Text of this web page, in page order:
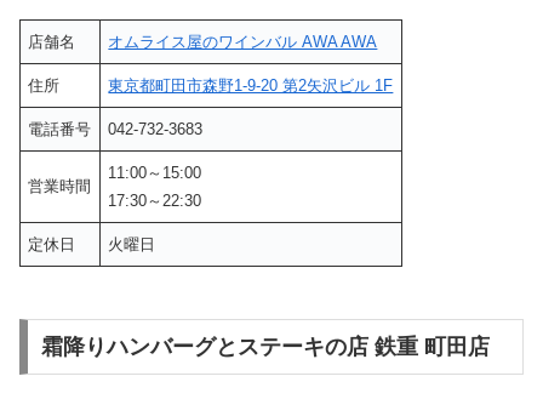
店舗名 オムライス屋のワインバル AWA AWA
住所 東京都町田市森野1-9-20 第2矢沢ビル 1F
電話番号 042-732-3683
営業時間
11:00～15:00
17:30～22:30
定休日 火曜日
霜降りハンバーグとステーキの店 鉄重 町田店